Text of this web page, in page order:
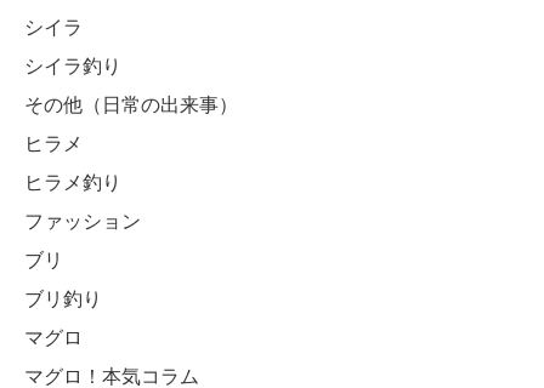
シイラ
シイラ釣り
その他（日常の出来事）
ヒラメ
ヒラメ釣り
ファッション
ブリ
ブリ釣り
マグロ
マグロ！本気コラム